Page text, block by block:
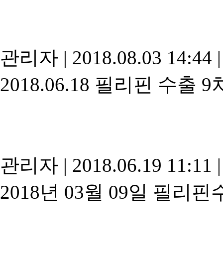
관리자 | 2018.08.03 14:44 |
2018.06.18 필리핀 수출 9
관리자 | 2018.06.19 11:11 |
2018년 03월 09일 필리핀